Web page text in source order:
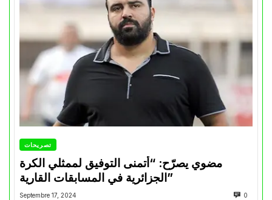
تصريحات
مضوي يصرّح: “أتمنى التوفيق لممثلي الكرة
الجزائرية في المسابقات القارية”
Septembre 17, 2024 0